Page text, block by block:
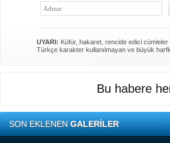
UYARI: Küfür, hakaret, rencide edici cümleler
Türkçe karakter kullanılmayan ve büyük
Bu habere
SON EKLENENGALERİLER